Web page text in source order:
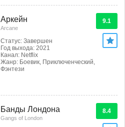
Аркейн
Arcane
Статус: Завершен
Год выхода: 2021
Канал: Netflix
Жанр: Боевик, Приключенческий,
Фэнтези
9.1
Банды Лондона
Gangs of London
8.4